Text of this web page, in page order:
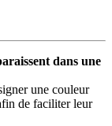
dans une
une couleur
de faciliter leur